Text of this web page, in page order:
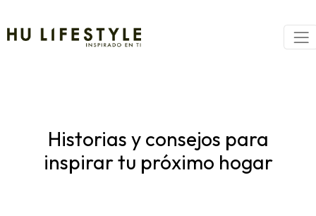
Historias y consejos para
inspirar tu próximo hogar